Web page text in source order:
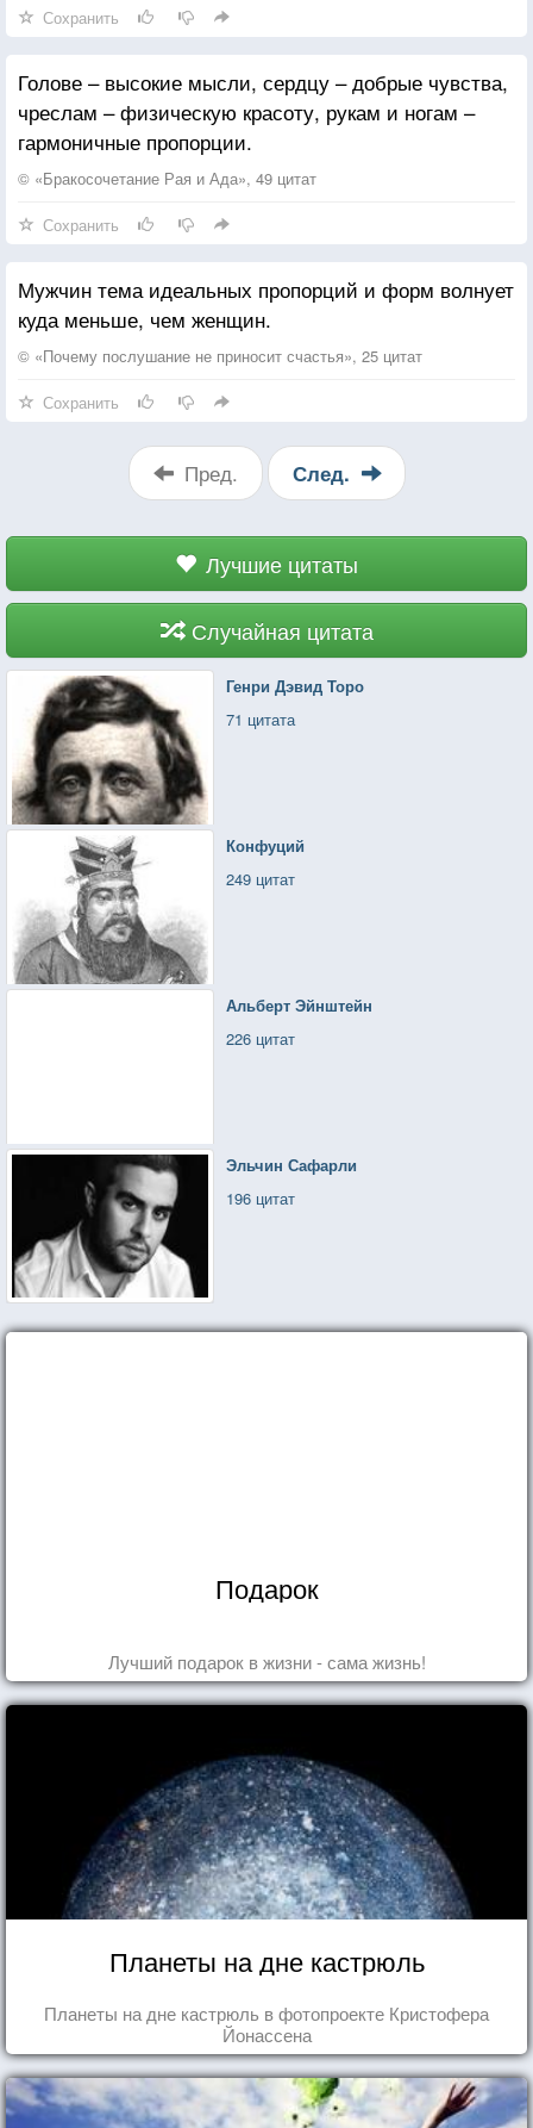
Сохранить
Голове – высокие мысли, сердцу – добрые чувства,
чреслам – физическую красоту, рукам и ногам –
гармоничные пропорции.
© «Бракосочетание Рая и Ада», 49 цитат
Сохранить
Мужчин тема идеальных пропорций и форм волнует
куда меньше, чем женщин.
© «Почему послушание не приносит счастья», 25 цитат
Сохранить
Пред. След.
Лучшие цитаты
Случайная цитата
Генри Дэвид Торо
71 цитата
Конфуций
249 цитат
Альберт Эйнштейн
226 цитат
Эльчин Сафарли
196 цитат
Подарок
Лучший подарок в жизни - сама жизнь!
Планеты на дне кастрюль
Планеты на дне кастрюль в фотопроекте Кристофера
Йонассена